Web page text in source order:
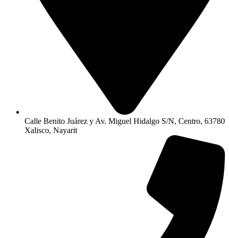
Calle Benito Juárez y Av. Miguel Hidalgo S/N, Centro, 63780
Xalisco, Nayarit